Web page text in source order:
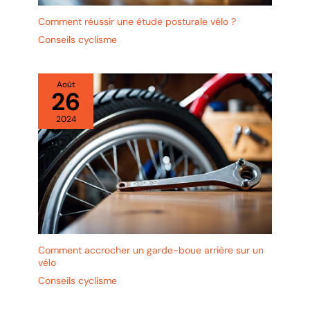
Comment réussir une étude posturale vélo ?
Conseils cyclisme
Août
26
2024
Comment accrocher un garde-boue arrière sur un
vélo
Conseils cyclisme